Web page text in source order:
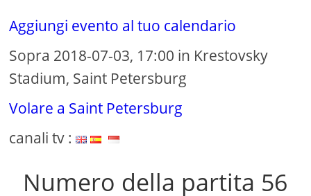
Aggiungi evento al tuo calendario
Sopra 2018-07-03, 17:00 in Krestovsky
Stadium, Saint Petersburg
Volare a Saint Petersburg
canali tv :
Numero della partita 56